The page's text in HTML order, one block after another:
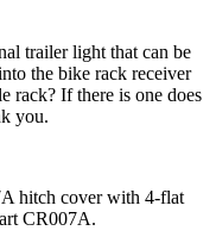
trailer light that can be
the bike rack receiver
rack? If there is one does
you.
hitch cover with 4-flat
CR007A.